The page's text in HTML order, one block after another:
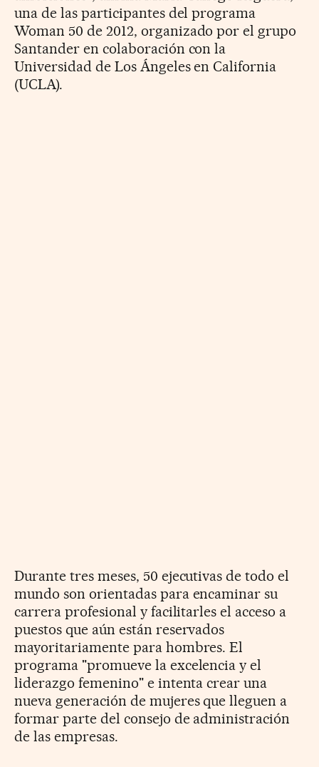
una de las participantes del programa
Woman 50 de 2012, organizado por el grupo
Santander en colaboración con la
Universidad de Los Ángeles en California
(UCLA).
Durante tres meses, 50 ejecutivas de todo el
mundo son orientadas para encaminar su
carrera profesional y facilitarles el acceso a
puestos que aún están reservados
mayoritariamente para hombres. El
programa "promueve la excelencia y el
liderazgo femenino" e intenta crear una
nueva generación de mujeres que lleguen a
formar parte del consejo de administración
de las empresas.